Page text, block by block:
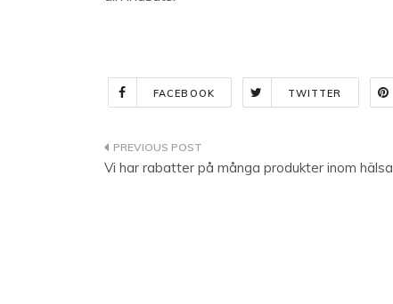
FACEBOOK TWITTER
Indlægsnavigation
Vi har rabatter på många produkter inom hälsa